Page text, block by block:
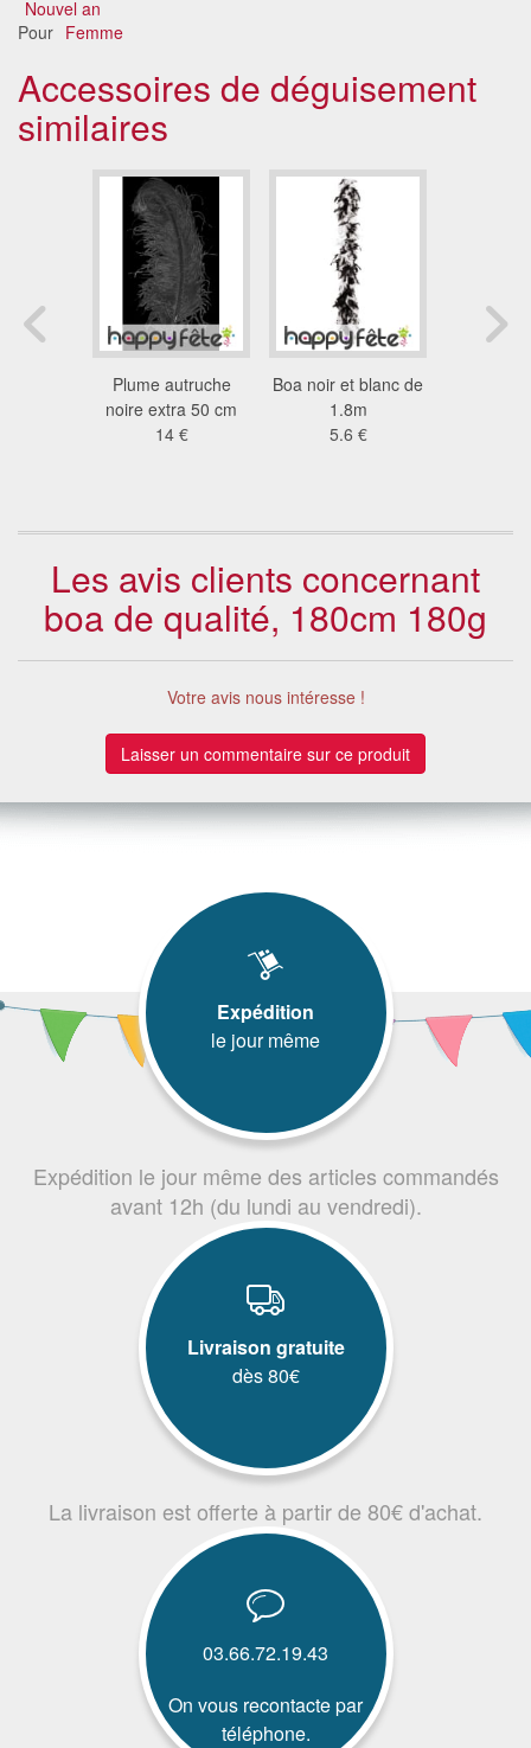
Nouvel an
Pour Femme
Accessoires de déguisement
similaires
Plume autruche
noire extra 50 cm
14 €
Boa noir et blanc de
1.8m
5.6 €
Les avis clients concernant
boa de qualité, 180cm 180g
Votre avis nous intéresse !
Laisser un commentaire sur ce produit
Expédition
le jour même
Expédition le jour même des articles commandés
avant 12h (du lundi au vendredi).
Livraison gratuite
dès 80€
La livraison est offerte à partir de 80€ d'achat.
03.66.72.19.43
On vous recontacte par
téléphone.